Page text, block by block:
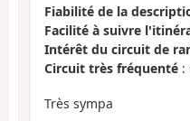
Fiabilité de la
Facilité à suivre
Intérêt du circuit de
Circuit très fréquenté :
Très sympa